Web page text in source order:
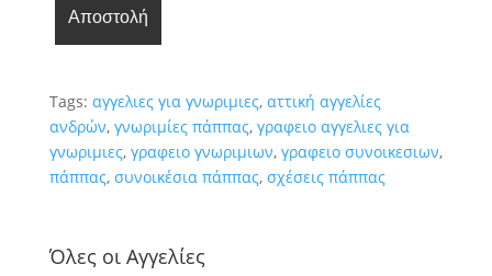
Tags: αγγελιες για γνωριμιες, αττική αγγελίες
ανδρών, γνωριμίες πάππας, γραφειο αγγελιες για
γνωριμιες, γραφειο γνωριμιων, γραφειο συνοικεσιων,
πάππας, συνοικέσια πάππας, σχέσεις πάππας
Όλες οι Αγγελίες